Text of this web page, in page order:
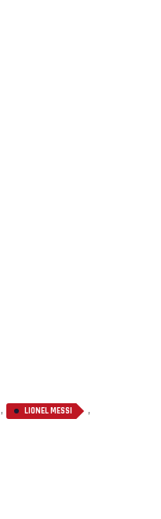
, LIONEL MESSI ,